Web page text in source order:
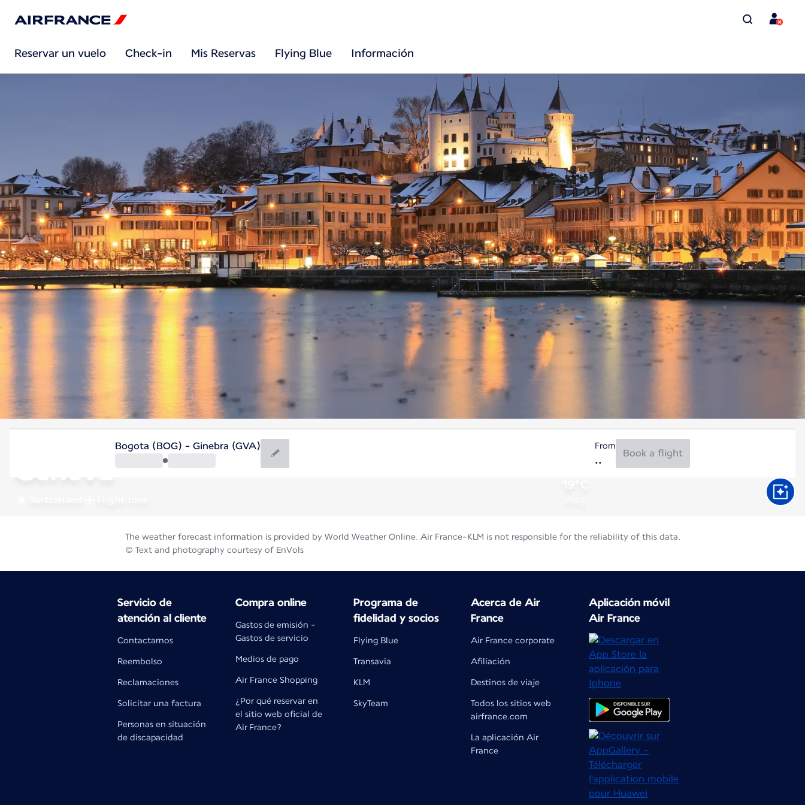
Reservar un vuelo Check-in Mis Reservas Flying Blue Información
Geneva
Bogota (BOG) - Ginebra (GVA) From
Book a flight
The weather forecast information is provided by World Weather Online. Air France-KLM is not responsible for the reliability of this data.
© Text and photography courtesy of EnVols
Servicio de
atención al cliente
Contactarnos
Reembolso
Reclamaciones
Solicitar una factura
Personas en situación
de discapacidad
Compra online
Gastos de emisión -
Gastos de servicio
Medios de pago
Air France Shopping
¿Por qué reservar en
el sitio web oficial de
Air France?
Programa de
fidelidad y socios
Flying Blue
Transavia
KLM
SkyTeam
Acerca de Air
France
Air France corporate
Afiliación
Destinos de viaje
Todos los sitios web
airfrance.com
La aplicación Air
France
Aplicación móvil
Air France